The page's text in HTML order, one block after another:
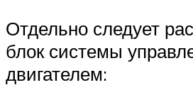
Отдельно следует
блок системы
двигателем: